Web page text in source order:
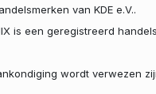
van KDE e.V..
is een geregistreerd
wordt verwezen